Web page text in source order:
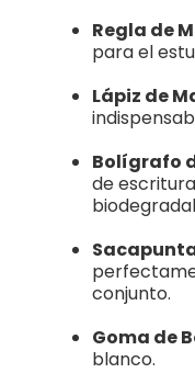
Regla de
para el
Lápiz de
Bolígrafo
de
conjunto.
Goma de
blanco.